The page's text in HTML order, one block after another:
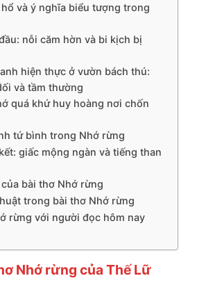
và ý nghĩa biểu tượng trong
nỗi căm hờn và bi kịch bị
hiện thực ở vườn bách thú:
và tầm thường
quá khứ huy hoàng nơi chốn
tứ bình trong Nhớ rừng
giấc mộng ngàn và tiếng than
bài thơ Nhớ rừng
trong bài thơ Nhớ rừng
rừng với người đọc hôm nay
Nhớ rừng của Thế Lữ